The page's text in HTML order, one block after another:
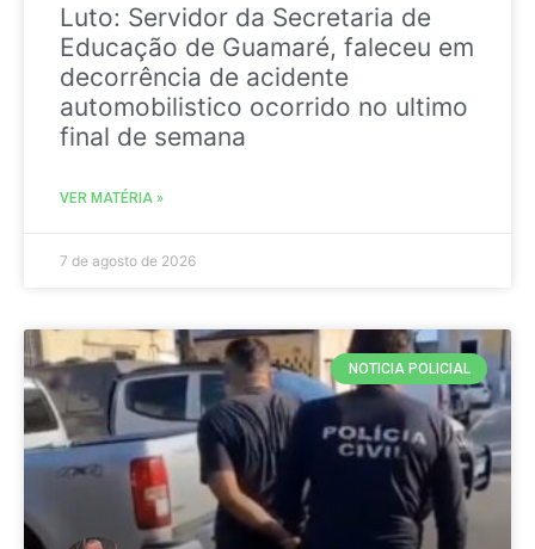
Luto: Servidor da Secretaria de
Educação de Guamaré, faleceu em
decorrência de acidente
automobilistico ocorrido no ultimo
final de semana
VER MATÉRIA »
7 de agosto de 2026
NOTICIA POLICIAL